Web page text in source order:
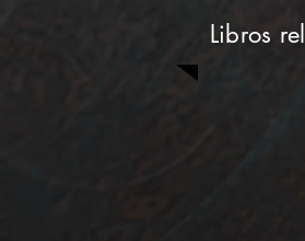
Libros